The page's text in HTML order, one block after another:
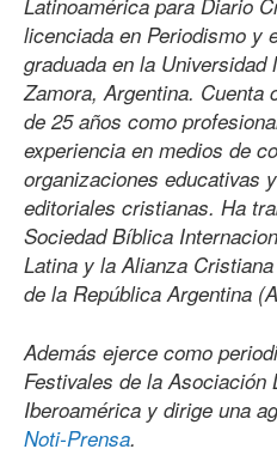
licenciada en Periodismo y
graduada en la Universidad
Zamora, Argentina. Cuenta
de 25 años como
experiencia en medios de
organizaciones educativas
editoriales cristianas. Ha
Sociedad Bíblica
Latina y la Alianza
de la República Argentina
Además ejerce como
Festivales de la Asociación
Iberoamérica y dirige una
Noti-Prensa.